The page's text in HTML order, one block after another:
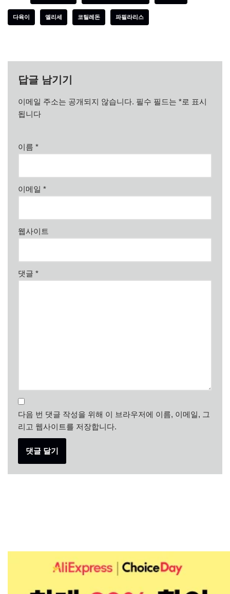
다육이 엘리세 코틸레돈 파필라리스
답글 남기기
이메일 주소는 공개되지 않습니다. 필수 필드는 *로 표시
됩니다
이름 *
이메일 *
웹사이트
댓글 *
다음 번 댓글 작성을 위해 이 브라우저에 이름, 이메일, 그
리고 웹사이트를 저장합니다.